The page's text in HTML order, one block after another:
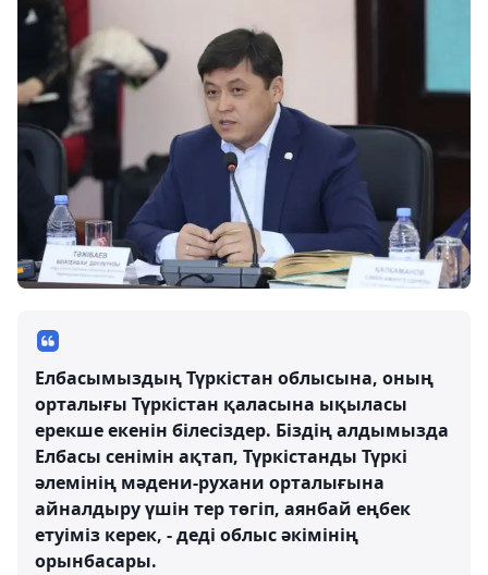
Елбасымыздың Түркістан облысына, оның
орталығы Түркістан қаласына ықыласы
ерекше екенін білесіздер. Біздің алдымызда
Елбасы сенімін ақтап, Түркістанды Түркі
әлемінің мәдени-рухани орталығына
айналдыру үшін тер төгіп, аянбай еңбек
етуіміз керек, - деді облыс әкімінің
орынбасары.